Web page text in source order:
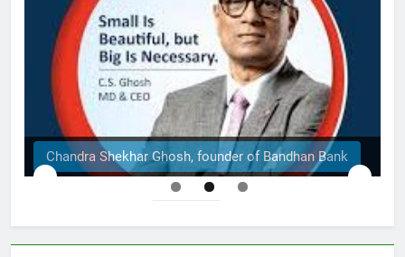
Bank The Structural Engineers Ltd | Dhaka